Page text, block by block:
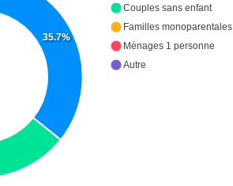
35.7%
Couples sans enfant
Familles monoparentales
Ménages 1 personne
Autre